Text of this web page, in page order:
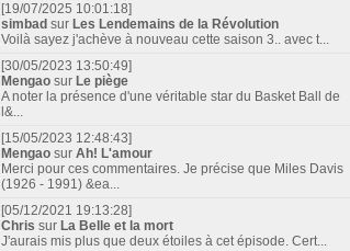
[19/07/2025 10:01:18]
simbad sur Les Lendemains de la Révolution
Voilà sayez j'achève à nouveau cette saison 3.. avec t...
[30/05/2023 13:50:49]
Mengao sur Le piège
A noter la présence d'une véritable star du Basket Ball de
l&...
[15/05/2023 12:48:43]
Mengao sur Ah! L'amour
Merci pour ces commentaires. Je précise que Miles Davis
(1926 - 1991) &ea...
[05/12/2021 19:13:28]
Chris sur La Belle et la mort
J'aurais mis plus que deux étoiles à cet épisode. Cert...